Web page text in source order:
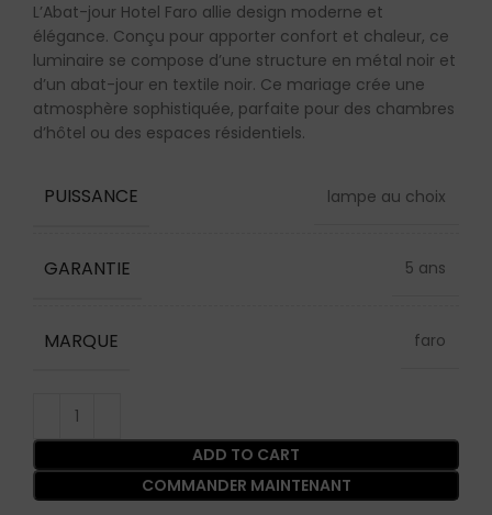
L’Abat-jour Hotel Faro allie design moderne et
élégance. Conçu pour apporter confort et chaleur, ce
luminaire se compose d’une structure en métal noir et
d’un abat-jour en textile noir. Ce mariage crée une
atmosphère sophistiquée, parfaite pour des chambres
d’hôtel ou des espaces résidentiels.
PUISSANCE lampe au choix
GARANTIE 5 ans
MARQUE faro
ADD TO CART
COMMANDER MAINTENANT